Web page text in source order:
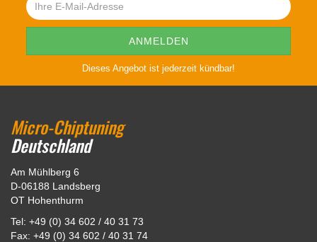
Dieses Angebot ist jederzeit kündbar!
Micro-Chiptuning
Deutschland
Am Mühlberg 6
D-06188 Landsberg
OT Hohenthurm
Tel: +49 (0) 34 602 / 40 31 73
Fax: +49 (0) 34 602 / 40 31 74